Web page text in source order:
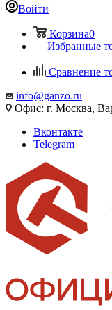
Войти
Корзина0
Избранные
Сравнение
info@ganzo.ru
Офис: г. Москва,
Вконтакте
Telegram